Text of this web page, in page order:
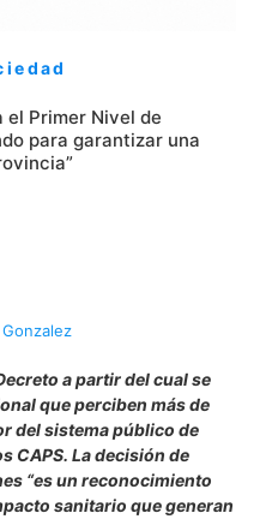
el Primer Nivel de
para garantizar una
Gonzalez
a partir del cual se
que perciben más de
del sistema público de
CAPS. La decisión de
“es un reconocimiento
sanitario que generan